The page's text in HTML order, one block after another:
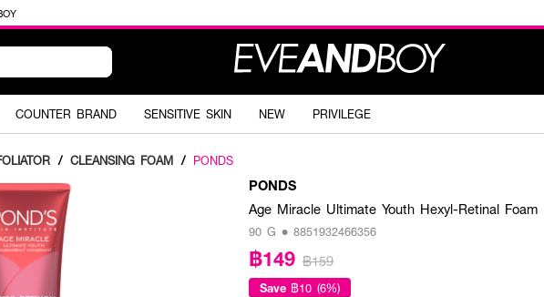
COUNTER BRAND SENSITIVE SKIN NEW PRIVILEGE
/ CLEANSING FOAM / PONDS
PONDS
Age Miracle Ultimate Youth Hexyl-Retinal Foam
90 G • 8851932466356
฿149 ฿159
Save ฿10 (6%)